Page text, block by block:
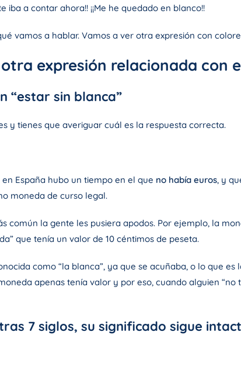
iba a contar ahora!! ¡¡Me he quedado en blanco!!
vamos a hablar. Vamos a ver otra expresión con
expresión relacionada con
“estar sin blanca”
y tienes que averiguar cuál es la respuesta correcta.
España hubo un tiempo en el que no había euros, y
moneda de curso legal.
común la gente les pusiera apodos. Por ejemplo, la
que tenía un valor de 10 céntimos de peseta.
como “la blanca”, ya que se acuñaba, o lo que
apenas tenía valor y por eso, cuando alguien “no
7 siglos, su significado sigue